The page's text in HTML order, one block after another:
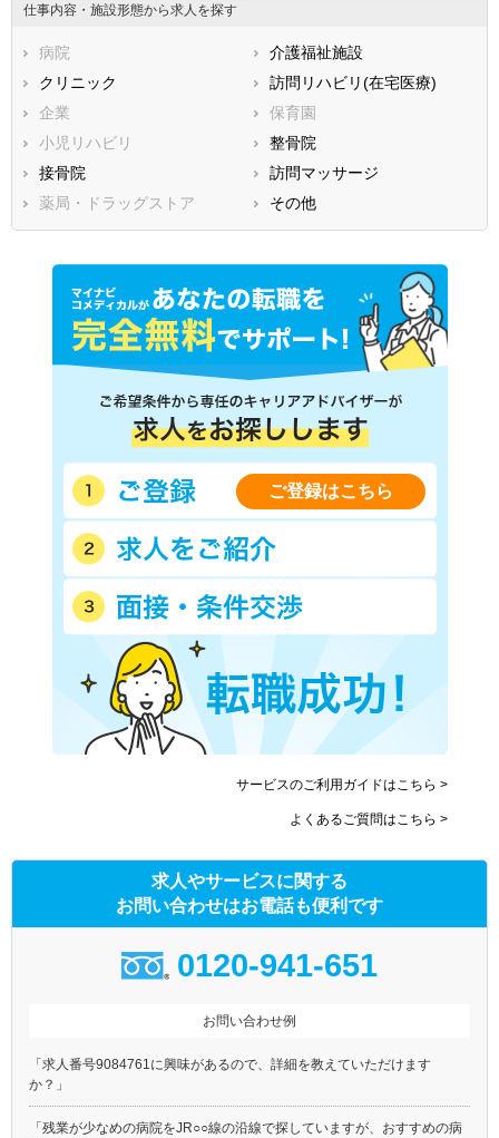
広島県
徳島県
香川県
高知県
福岡県
熊本県
鹿児島県
仕事内容・施設形態から求人を探す
病院
介護福祉施設
クリニック
訪問リハビリ(在宅医療)
企業
保育園
小児リハビリ
整骨院
接骨院
訪問マッサージ
薬局・ドラッグストア
その他
ご登録はこちら
サービスのご利用ガイドはこちら >
よくあるご質問はこちら >
求人やサービスに関する
お問い合わせはお電話も便利です
0120-941-651
お問い合わせ例
「求人番号9084761に興味があるので、詳細を教えていただけます
か？」
「残業が少なめの病院をJR○○線の沿線で探していますが、おすすめの病